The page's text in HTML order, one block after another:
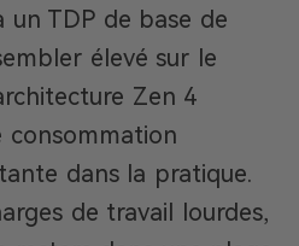
un TDP de base de
élevé sur le
Zen 4
consommation
dans la pratique.
de travail lourdes,